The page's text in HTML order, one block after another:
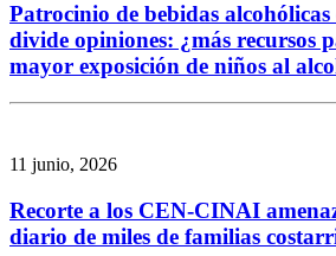
Patrocinio de bebidas alcohólicas
divide opiniones: ¿más recursos
mayor exposición de niños al
11 junio, 2026
Recorte a los CEN-CINAI
diario de miles de familias